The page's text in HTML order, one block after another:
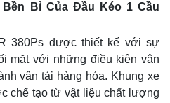
Bỉ Của Đầu Kéo 1 Cầu
380Ps được thiết kế với sự
mặt với những điều kiện vận
vận tải hàng hóa. Khung xe
chế tạo từ vật liệu chất lượng